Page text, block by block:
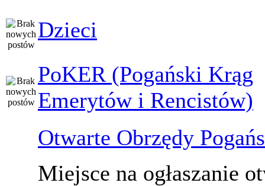
Dzieci
PoKER (Pogański Krąg
Emerytów i Rencistów)
Otwarte Obrzędy
Miejsce na ogłaszanie